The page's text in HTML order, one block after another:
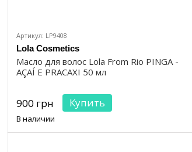
Артикул: LP9408
Lola Cosmetics
Масло для волос Lola From Rio PINGA -
AÇAÍ E PRACAXI 50 мл
900 грн Купить
В наличии